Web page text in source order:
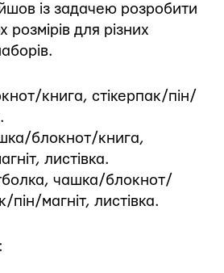
із задачею розробити
розмірів для різних
книга, стікерпак/пін/
блокнот/книга,
листівка.
чашка/блокнот/
пін/магніт, листівка.